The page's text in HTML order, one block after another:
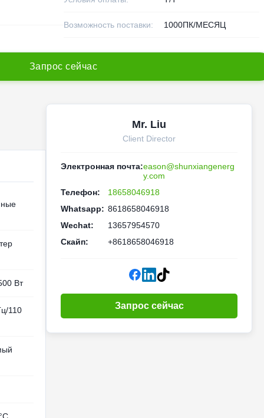
Возможность поставки: 1000ПК/МЕСЯЦ
Запрос сейчас
Вт
110
Mr. Liu
Client Director
Электронная почта:eason@shunxiangenerg
y.com
Телефон:
18658046918
Whatsapp: 8618658046918
Wechat:
13657954570
Скайп:
+8618658046918
Запрос сейчас